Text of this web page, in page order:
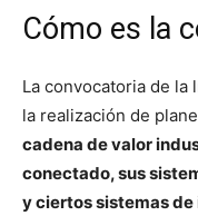
Cómo es la
La convocatoria de la
la realización de
cadena de valor
conectado, sus
y ciertos sistemas